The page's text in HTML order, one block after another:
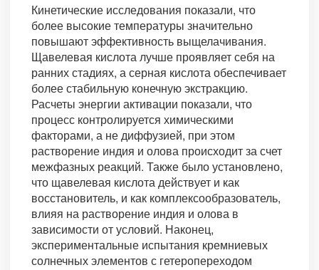
Кинетические исследования показали, что
более высокие температуры значительно
повышают эффективность выщелачивания.
Щавелевая кислота лучше проявляет себя на
ранних стадиях, а серная кислота обеспечивает
более стабильную конечную экстракцию.
Расчеты энергии активации показали, что
процесс контролируется химическими
факторами, а не диффузией, при этом
растворение индия и олова происходит за счет
межфазных реакций. Также было установлено,
что щавелевая кислота действует и как
восстановитель, и как комплексообразователь,
влияя на растворение индия и олова в
зависимости от условий. Наконец,
экспериментальные испытания кремниевых
солнечных элементов с гетеропереходом